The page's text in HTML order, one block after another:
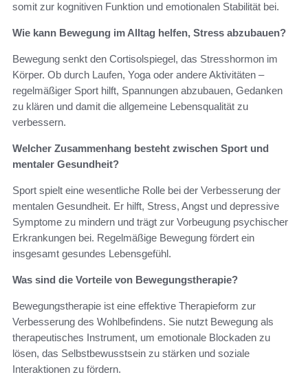
somit zur kognitiven Funktion und emotionalen Stabilität bei.
Wie kann Bewegung im Alltag helfen, Stress abzubauen?
Bewegung senkt den Cortisolspiegel, das Stresshormon im
Körper. Ob durch Laufen, Yoga oder andere Aktivitäten –
regelmäßiger Sport hilft, Spannungen abzubauen, Gedanken
zu klären und damit die allgemeine Lebensqualität zu
verbessern.
Welcher Zusammenhang besteht zwischen Sport und
mentaler Gesundheit?
Sport spielt eine wesentliche Rolle bei der Verbesserung der
mentalen Gesundheit. Er hilft, Stress, Angst und depressive
Symptome zu mindern und trägt zur Vorbeugung psychischer
Erkrankungen bei. Regelmäßige Bewegung fördert ein
insgesamt gesundes Lebensgefühl.
Was sind die Vorteile von Bewegungstherapie?
Bewegungstherapie ist eine effektive Therapieform zur
Verbesserung des Wohlbefindens. Sie nutzt Bewegung als
therapeutisches Instrument, um emotionale Blockaden zu
lösen, das Selbstbewusstsein zu stärken und soziale
Interaktionen zu fördern.